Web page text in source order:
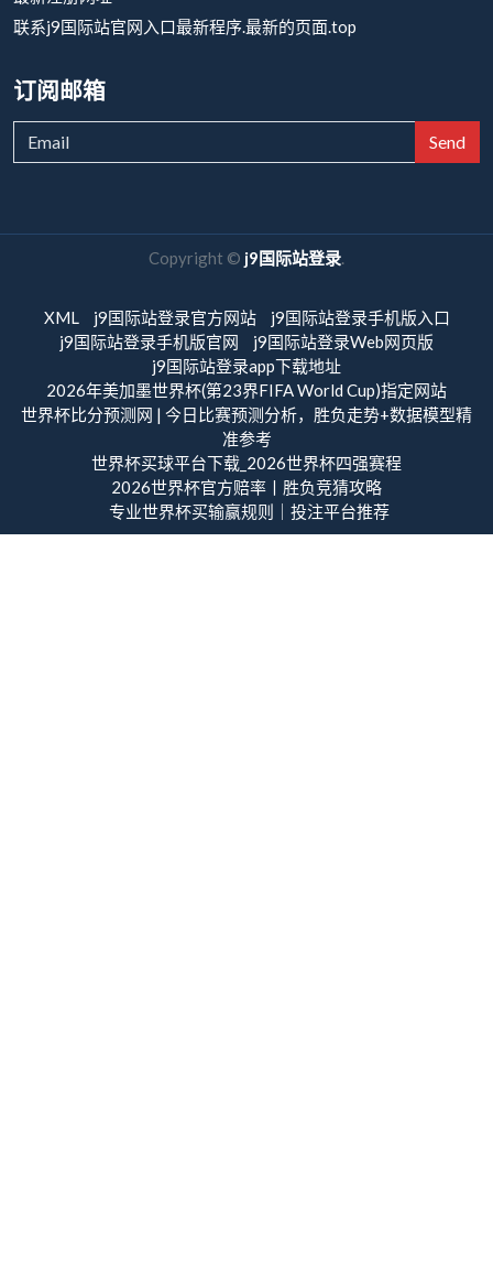
联系j9国际站官网入口最新程序.最新的页面.top
订阅邮箱
Send
Copyright © j9国际站登录.
XML j9国际站登录官方网站
j9国际站登录手机版入口
j9国际站登录手机版官网
j9国际站登录Web网页版
j9国际站登录app下载地址
2026年美加墨世界杯(第23界FIFA World Cup)指定网站
世界杯比分预测网 | 今日比赛预测分析，胜负走势+数据模型精
准参考
世界杯买球平台下载_2026世界杯四强赛程
2026世界杯官方赔率丨胜负竞猜攻略
专业世界杯买输赢规则｜投注平台推荐